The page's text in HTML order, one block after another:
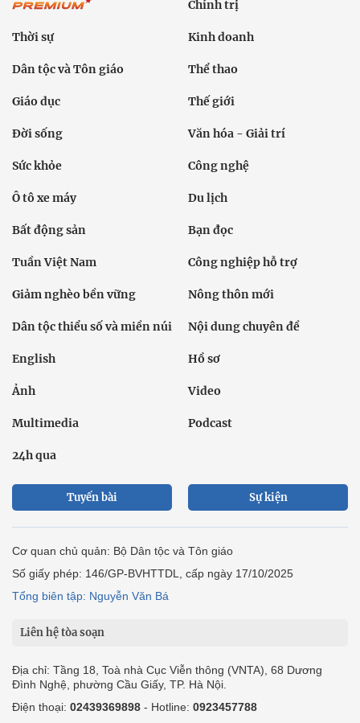
Chính trị
Thời sự Kinh doanh
Dân tộc và Tôn giáo Thể thao
Giáo dục Thế giới
Đời sống Văn hóa - Giải trí
Sức khỏe Công nghệ
Ô tô xe máy Du lịch
Bất động sản Bạn đọc
Tuần Việt Nam Công nghiệp hỗ trợ
Giảm nghèo bền vững Nông thôn mới
Dân tộc thiểu số và miền núi Nội dung chuyên đề
English Hồ sơ
Ảnh Video
Multimedia Podcast
24h qua
Tuyến bài Sự kiện
Cơ quan chủ quản: Bộ Dân tộc và Tôn giáo
Số giấy phép: 146/GP-BVHTTDL, cấp ngày 17/10/2025
Tổng biên tập: Nguyễn Văn Bá
Liên hệ tòa soạn
Địa chỉ: Tầng 18, Toà nhà Cục Viễn thông (VNTA), 68 Dương
Đình Nghệ, phường Cầu Giấy, TP. Hà Nội.
Điện thoại: 02439369898 - Hotline: 0923457788